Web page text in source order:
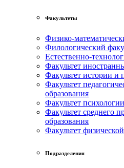
Факультеты
Физико-
Филологический
Естественно-
Факультет
Факультет истории и
Факультет
образования
Факультет
Факультет среднего
образования
Факультет
Подразделения